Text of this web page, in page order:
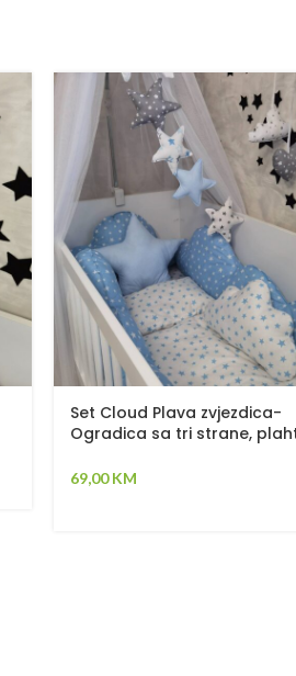
Set Cloud Plava zvjezdica-
Ogradica sa tri strane,
jastuka – 120x60cm
69,00KM